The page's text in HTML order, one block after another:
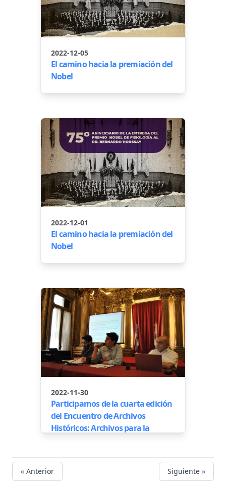
2022-12-05
El camino hacia la premiación del
Nobel
2022-12-01
El camino hacia la premiación del
Nobel
2022-11-30
Participamos de la cuarta edición
del Encuentro de Archivos
Históricos: Archivos para la
« Anterior Siguiente »